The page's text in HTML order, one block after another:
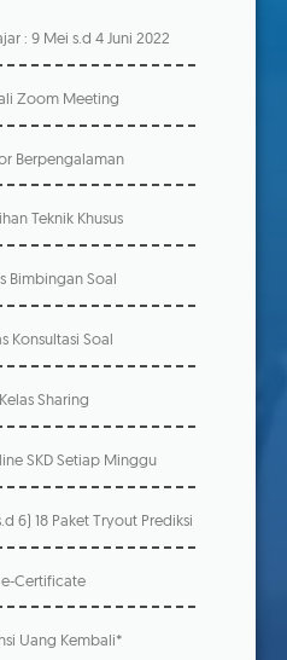
: 9 Mei s.d 4 Juni 2022
Zoom Meeting
Berpengalaman
Teknik Khusus
Bimbingan Soal
Konsultasi Soal
Kelas Sharing
SKD Setiap Minggu
6) 18 Paket Tryout Prediksi
e-Certificate
Uang Kembali*